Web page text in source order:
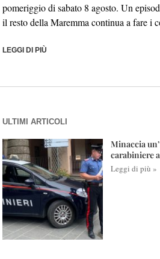
pomeriggio di sabato 8 agosto. Un
il resto della Maremma continua a fare i
LEGGI DI PIÙ
ULTIMI ARTICOLI
Minaccia
carabiniere
Leggi di più »